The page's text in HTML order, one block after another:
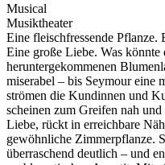
Musical
Musiktheater
Eine fleischfressende Pflanze.
Eine große Liebe. Was könnte
heruntergekommenen
miserabel – bis Seymour eine
strömen die Kundinnen und
scheinen zum Greifen nah
Liebe, rückt in erreichbare
gewöhnliche Zimmerpflanze.
überraschend deutlich – und